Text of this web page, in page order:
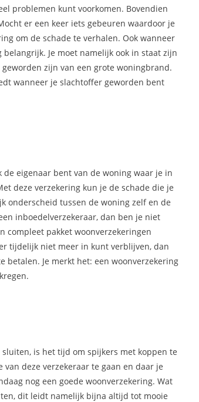
problemen kunt voorkomen. Bovendien
er een keer iets gebeuren waardoor je
om de schade te verhalen. Ook wanneer
Je moet namelijk ook in staat zijn
zijn van een grote woningbrand.
wanneer je slachtoffer geworden bent
eigenaar bent van de woning waar je in
deze verzekering kun je de schade die je
onderscheid tussen de woning zelf en de
inboedelverzekeraar, dan ben je niet
compleet pakket woonverzekeringen
tijdelijk niet meer in kunt verblijven, dan
betalen. Je merkt het: een woonverzekering
is het tijd om spijkers met koppen te
deze verzekeraar te gaan en daar je
nog een goede woonverzekering. Wat
dit leidt namelijk bijna altijd tot mooie